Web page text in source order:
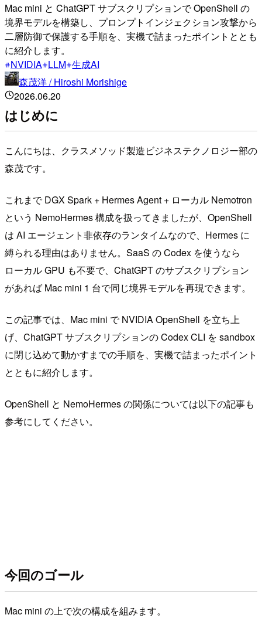
Mac mini と ChatGPT サブスクリプションで OpenShell の
境界モデルを構築し、プロンプトインジェクション攻撃から
二層防御で保護する手順を、実機で詰まったポイントととも
に紹介します。
NVIDIA LLM 生成AI
森茂洋 / Hiroshi Morishige
2026.06.20
はじめに
こんにちは、クラスメソッド製造ビジネステクノロジー部の
森茂です。
これまで DGX Spark + Hermes Agent + ローカル Nemotron
という NemoHermes 構成を扱ってきましたが、OpenShell
は AI エージェント非依存のランタイムなので、Hermes に
縛られる理由はありません。SaaS の Codex を使うなら
ローカル GPU も不要で、ChatGPT のサブスクリプション
があれば Mac mini 1 台で同じ境界モデルを再現できます。
この記事では、Mac mini で NVIDIA OpenShell を立ち上
げ、ChatGPT サブスクリプションの Codex CLI を sandbox
に閉じ込めて動かすまでの手順を、実機で詰まったポイント
とともに紹介します。
OpenShell と NemoHermes の関係については以下の記事も
参考にしてください。
今回のゴール
Mac mini の上で次の構成を組みます。